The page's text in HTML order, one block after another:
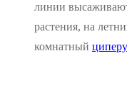
линии
растения, на
комнатный